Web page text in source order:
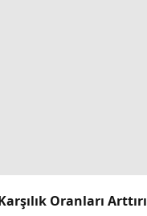
Oranları